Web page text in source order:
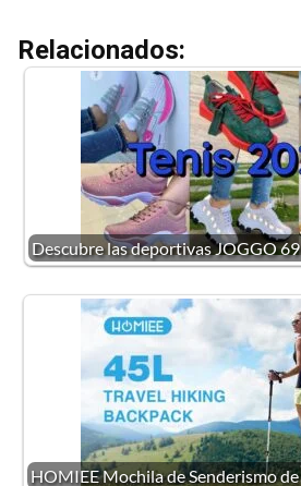
Relacionados:
Descubre las deportivas JOGGO
HOMIEE Mochila de Senderismo